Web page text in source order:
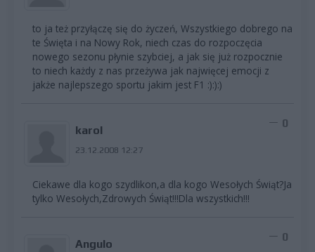
to ja też przyłączę się do życzeń, Wszystkiego dobrego na
te Święta i na Nowy Rok, niech czas do rozpoczęcia
nowego sezonu płynie szybciej, a jak się już rozpocznie
to niech każdy z nas przeżywa jak najwięcej emocji z
jakże najlepszego sportu jakim jest F1 :):):)
karol
23.12.2008 12:27
0
Ciekawe dla kogo szydlikon,a dla kogo Wesołych Świąt?Ja
tylko Wesołych,Zdrowych Świąt!!!Dla wszystkich!!!
Angulo
0